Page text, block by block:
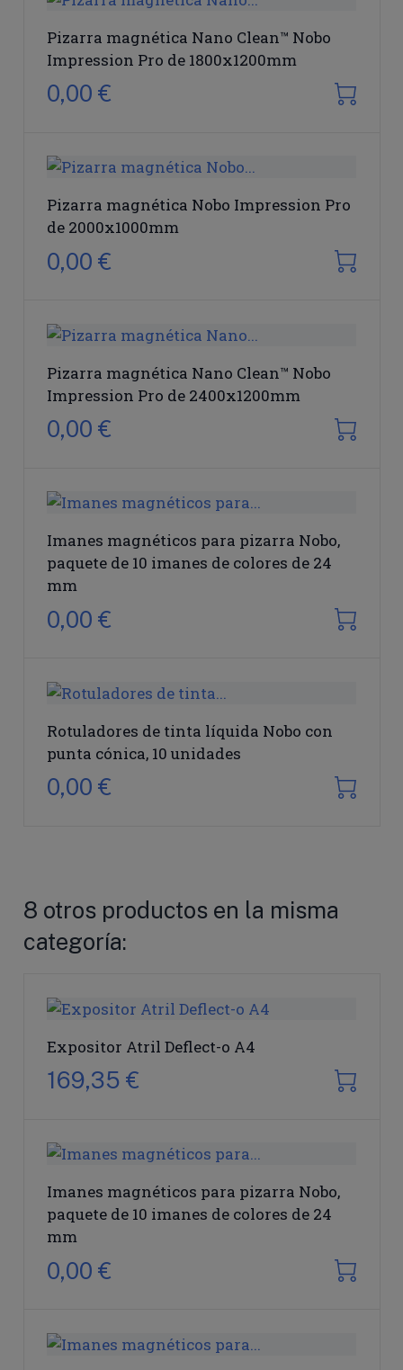
Pizarra magnética Nano Clean™ Nobo
Impression Pro de 1800x1200mm
0,00 €
Pizarra magnética Nobo Impression Pro
de 2000x1000mm
0,00 €
Pizarra magnética Nano Clean™ Nobo
Impression Pro de 2400x1200mm
0,00 €
Imanes magnéticos para pizarra Nobo,
paquete de 10 imanes de colores de 24
mm
0,00 €
Rotuladores de tinta líquida Nobo con
punta cónica, 10 unidades
0,00 €
8 otros productos en la misma
categoría:
Expositor Atril Deflect-o A4
169,35 €
Imanes magnéticos para pizarra Nobo,
paquete de 10 imanes de colores de 24
mm
0,00 €